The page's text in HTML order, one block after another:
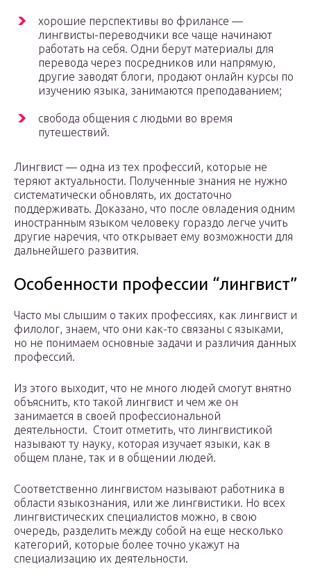
хорошие перспективы во фрилансе —
лингвисты-переводчики все чаще начинают
работать на себя. Одни берут материалы для
перевода через посредников или напрямую,
другие заводят блоги, продают онлайн курсы по
изучению языка, занимаются преподаванием;
свобода общения с людьми во время
путешествий.
Лингвист — одна из тех профессий, которые не
теряют актуальности. Полученные знания не нужно
систематически обновлять, их достаточно
поддерживать. Доказано, что после овладения одним
иностранным языком человеку гораздо легче учить
другие наречия, что открывает ему возможности для
дальнейшего развития.
Особенности профессии “лингвист”
Часто мы слышим о таких профессиях, как лингвист и
филолог, знаем, что они как-то связаны с языками,
но не понимаем основные задачи и различия данных
профессий.
Из этого выходит, что не много людей смогут внятно
объяснить, кто такой лингвист и чем же он
занимается в своей профессиональной
деятельности. Стоит отметить, что лингвистикой
называют ту науку, которая изучает языки, как в
общем плане, так и в общении людей.
Соответственно лингвистом называют работника в
области языкознания, или же лингвистики. Но всех
лингвистических специалистов можно, в свою
очередь, разделить между собой на еще несколько
категорий, которые более точно укажут на
специализацию их деятельности.